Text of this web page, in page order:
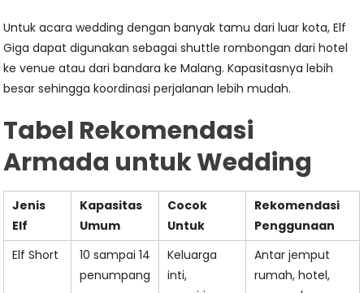
Untuk acara wedding dengan banyak tamu dari luar kota, Elf
Giga dapat digunakan sebagai shuttle rombongan dari hotel
ke venue atau dari bandara ke Malang. Kapasitasnya lebih
besar sehingga koordinasi perjalanan lebih mudah.
Tabel Rekomendasi
Armada untuk Wedding
Jenis
Elf
Kapasitas
Umum
Cocok
Untuk
Rekomendasi
Penggunaan
Elf Short
10 sampai 14
penumpang
Keluarga
inti,
Antar jemput
rumah, hotel,